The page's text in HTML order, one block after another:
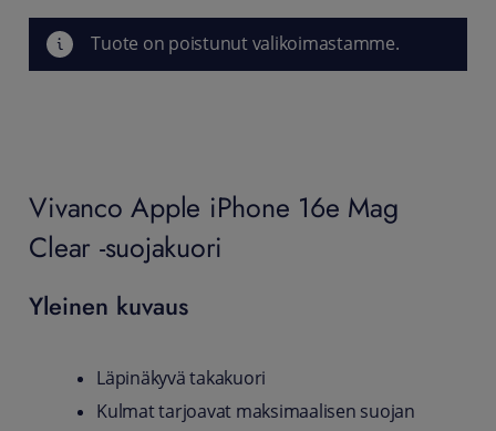
Tuote on poistunut valikoimastamme.
Vivanco Apple iPhone 16e Mag
Clear -suojakuori
Yleinen kuvaus
Läpinäkyvä takakuori
Kulmat tarjoavat maksimaalisen suojan